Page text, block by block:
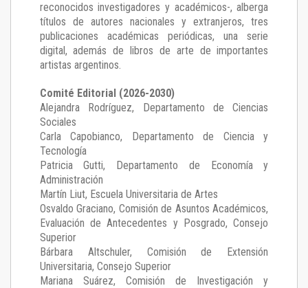
reconocidos investigadores y académicos-, alberga
títulos de autores nacionales y extranjeros, tres
publicaciones académicas periódicas, una serie
digital, además de libros de arte de importantes
artistas argentinos.
Comité Editorial (2026-2030)
Alejandra Rodríguez, Departamento de Ciencias
Sociales
Carla Capobianco, Departamento de Ciencia y
Tecnología
Patricia Gutti, Departamento de Economía y
Administración
Martín Liut, Escuela Universitaria de Artes
Osvaldo Graciano, Comisión de Asuntos Académicos,
Evaluación de Antecedentes y Posgrado, Consejo
Superior
Bárbara Altschuler, Comisión de Extensión
Universitaria, Consejo Superior
Mariana Suárez, Comisión de Investigación y